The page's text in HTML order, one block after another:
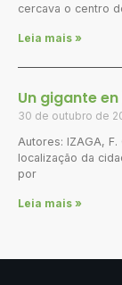
cercava o centro
Leia mais »
Un gigante
30 de outubro de
Autores: IZAGA, F.
localização da
por
Leia mais »